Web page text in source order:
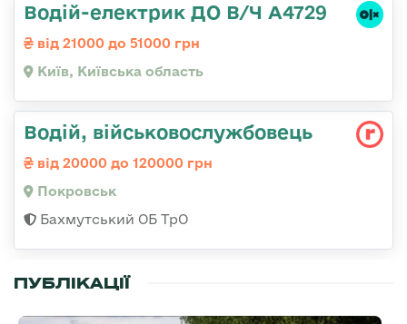
Водій-електрик ДО В/Ч А4729
від 21000 до 51000 грн
Київ, Київська область
Водій, військовослужбовець
від 20000 до 120000 грн
Покровськ
Бахмутський ОБ ТрО
ПУБЛІКАЦІЇ